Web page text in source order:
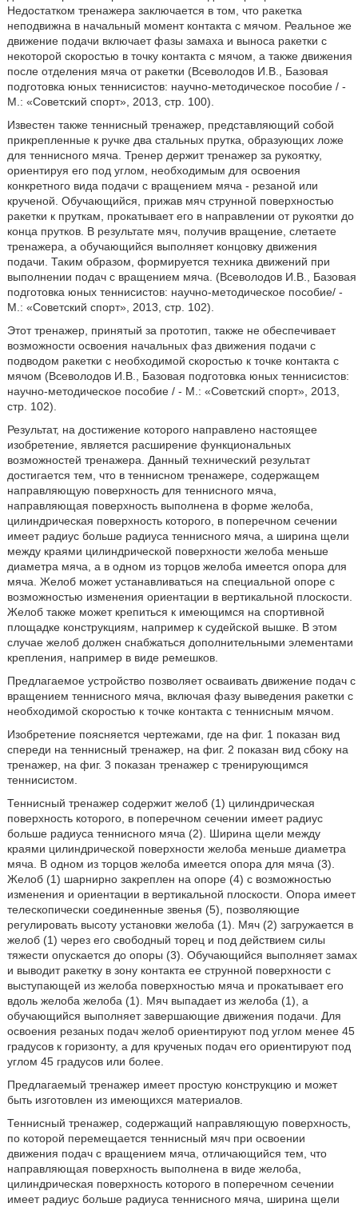
Недостатком тренажера заключается в том, что ракетка
неподвижна в начальный момент контакта с мячом. Реальное же
движение подачи включает фазы замаха и выноса ракетки с
некоторой скоростью в точку контакта с мячом, а также движения
после отделения мяча от ракетки (Всеволодов И.В., Базовая
подготовка юных теннисистов: научно-методическое пособие / -
М.: «Советский спорт», 2013, стр. 100).
Известен также теннисный тренажер, представляющий собой
прикрепленные к ручке два стальных прутка, образующих ложе
для теннисного мяча. Тренер держит тренажер за рукоятку,
ориентируя его под углом, необходимым для освоения
конкретного вида подачи с вращением мяча - резаной или
крученой. Обучающийся, прижав мяч струнной поверхностью
ракетки к пруткам, прокатывает его в направлении от рукоятки до
конца прутков. В результате мяч, получив вращение, слетаете
тренажера, а обучающийся выполняет концовку движения
подачи. Таким образом, формируется техника движений при
выполнении подач с вращением мяча. (Всеволодов И.В., Базовая
подготовка юных теннисистов: научно-методическое пособие/ -
М.: «Советский спорт», 2013, стр. 102).
Этот тренажер, принятый за прототип, также не обеспечивает
возможности освоения начальных фаз движения подачи с
подводом ракетки с необходимой скоростью к точке контакта с
мячом (Всеволодов И.В., Базовая подготовка юных теннисистов:
научно-методическое пособие / - М.: «Советский спорт», 2013,
стр. 102).
Результат, на достижение которого направлено настоящее
изобретение, является расширение функциональных
возможностей тренажера. Данный технический результат
достигается тем, что в теннисном тренажере, содержащем
направляющую поверхность для теннисного мяча,
направляющая поверхность выполнена в форме желоба,
цилиндрическая поверхность которого, в поперечном сечении
имеет радиус больше радиуса теннисного мяча, а ширина щели
между краями цилиндрической поверхности желоба меньше
диаметра мяча, а в одном из торцов желоба имеется опора для
мяча. Желоб может устанавливаться на специальной опоре с
возможностью изменения ориентации в вертикальной плоскости.
Желоб также может крепиться к имеющимся на спортивной
площадке конструкциям, например к судейской вышке. В этом
случае желоб должен снабжаться дополнительными элементами
крепления, например в виде ремешков.
Предлагаемое устройство позволяет осваивать движение подач с
вращением теннисного мяча, включая фазу выведения ракетки с
необходимой скоростью к точке контакта с теннисным мячом.
Изобретение поясняется чертежами, где на фиг. 1 показан вид
спереди на теннисный тренажер, на фиг. 2 показан вид сбоку на
тренажер, на фиг. 3 показан тренажер с тренирующимся
теннисистом.
Теннисный тренажер содержит желоб (1) цилиндрическая
поверхность которого, в поперечном сечении имеет радиус
больше радиуса теннисного мяча (2). Ширина щели между
краями цилиндрической поверхности желоба меньше диаметра
мяча. В одном из торцов желоба имеется опора для мяча (3).
Желоб (1) шарнирно закреплен на опоре (4) с возможностью
изменения и ориентации в вертикальной плоскости. Опора имеет
телескопически соединенные звенья (5), позволяющие
регулировать высоту установки желоба (1). Мяч (2) загружается в
желоб (1) через его свободный торец и под действием силы
тяжести опускается до опоры (3). Обучающийся выполняет замах
и выводит ракетку в зону контакта ее струнной поверхности с
выступающей из желоба поверхностью мяча и прокатывает его
вдоль желоба желоба (1). Мяч выпадает из желоба (1), а
обучающийся выполняет завершающие движения подачи. Для
освоения резаных подач желоб ориентируют под углом менее 45
градусов к горизонту, а для крученых подач его ориентируют под
углом 45 градусов или более.
Предлагаемый тренажер имеет простую конструкцию и может
быть изготовлен из имеющихся материалов.
Теннисный тренажер, содержащий направляющую поверхность,
по которой перемещается теннисный мяч при освоении
движения подач с вращением мяча, отличающийся тем, что
направляющая поверхность выполнена в виде желоба,
цилиндрическая поверхность которого в поперечном сечении
имеет радиус больше радиуса теннисного мяча, ширина щели